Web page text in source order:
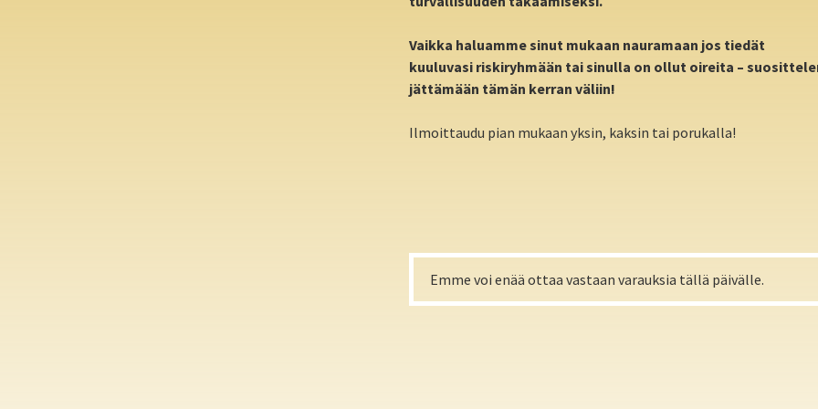
Vaikka haluamme sinut mukaan nauramaan jos tiedät
kuuluvasi riskiryhmään tai sinulla on ollut oireita –
jättämään tämän kerran väliin!
Ilmoittaudu pian mukaan yksin, kaksin tai porukalla!
Emme voi enää ottaa vastaan varauksia tällä päivälle.